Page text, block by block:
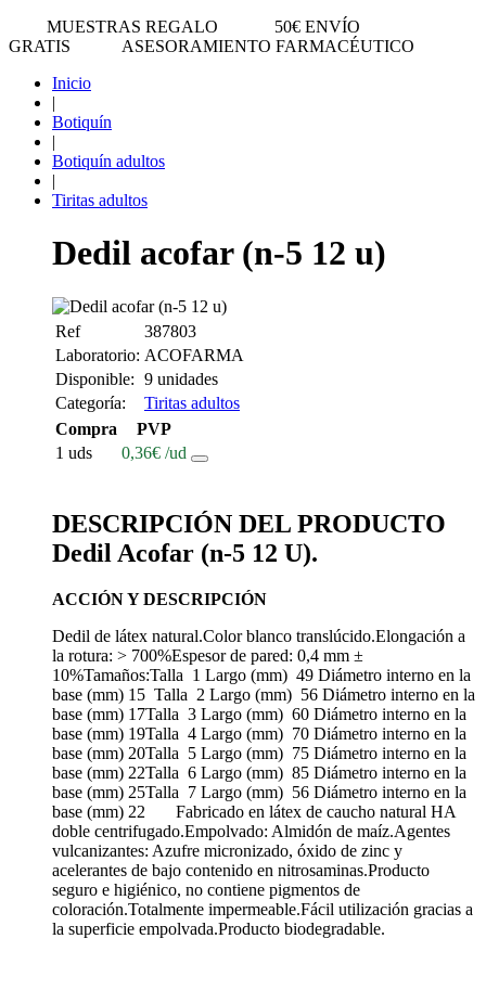
MUESTRAS REGALO
50€ ENVÍO
GRATIS
ASESORAMIENTO FARMACÉUTICO
Inicio
|
Botiquín
|
Botiquín adultos
|
Tiritas adultos
Dedil acofar (n-5 12 u)
Ref
387803
Laboratorio: ACOFARMA
Disponible: 9 unidades
Categoría:
Tiritas adultos
Compra
PVP
1 uds
0,36€ /ud
DESCRIPCIÓN DEL PRODUCTO
Dedil Acofar (n-5 12 U).
ACCIÓN Y DESCRIPCIÓN
Dedil de látex natural.Color blanco translúcido.Elongación a
la rotura: > 700%Espesor de pared: 0,4 mm ±
10%Tamaños: Talla 1 Largo (mm) 49 Diámetro interno en la
base (mm) 15 Talla 2 Largo (mm) 56 Diámetro interno en la
base (mm) 17 Talla 3 Largo (mm) 60 Diámetro interno en la
base (mm) 19 Talla 4 Largo (mm) 70 Diámetro interno en la
base (mm) 20 Talla 5 Largo (mm) 75 Diámetro interno en la
base (mm) 22 Talla 6 Largo (mm) 85 Diámetro interno en la
base (mm) 25 Talla 7 Largo (mm) 56 Diámetro interno en la
base (mm) 22 Fabricado en látex de caucho natural HA
doble centrifugado.Empolvado: Almidón de maíz.Agentes
vulcanizantes: Azufre micronizado, óxido de zinc y
acelerantes de bajo contenido en nitrosaminas.Producto
seguro e higiénico, no contiene pigmentos de
coloración.Totalmente impermeable.Fácil utilización gracias a
la superficie empolvada.Producto biodegradable.